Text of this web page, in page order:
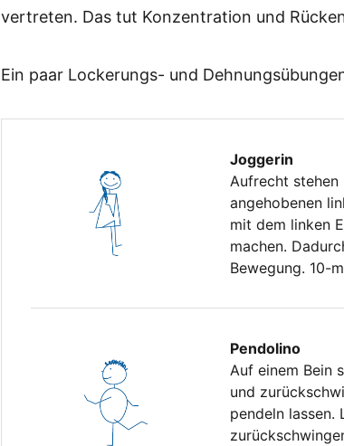
vertreten. Das tut Konzentration und
Ein paar Lockerungs- und
Joggerin
Aufrecht stehen
angehobenen
mit dem linken
machen.
Bewegung. 10-
Pendolino
Auf einem Bein
und
pendeln lassen.